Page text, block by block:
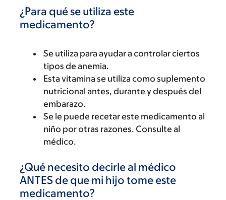
¿Para qué se utiliza este
medicamento?
Se utiliza para ayudar a controlar ciertos
tipos de anemia.
Esta vitamina se utiliza como suplemento
nutricional antes, durante y después del
embarazo.
Se le puede recetar este medicamento al
niño por otras razones. Consulte al
médico.
¿Qué necesito decirle al médico
ANTES de que mi hijo tome este
medicamento?